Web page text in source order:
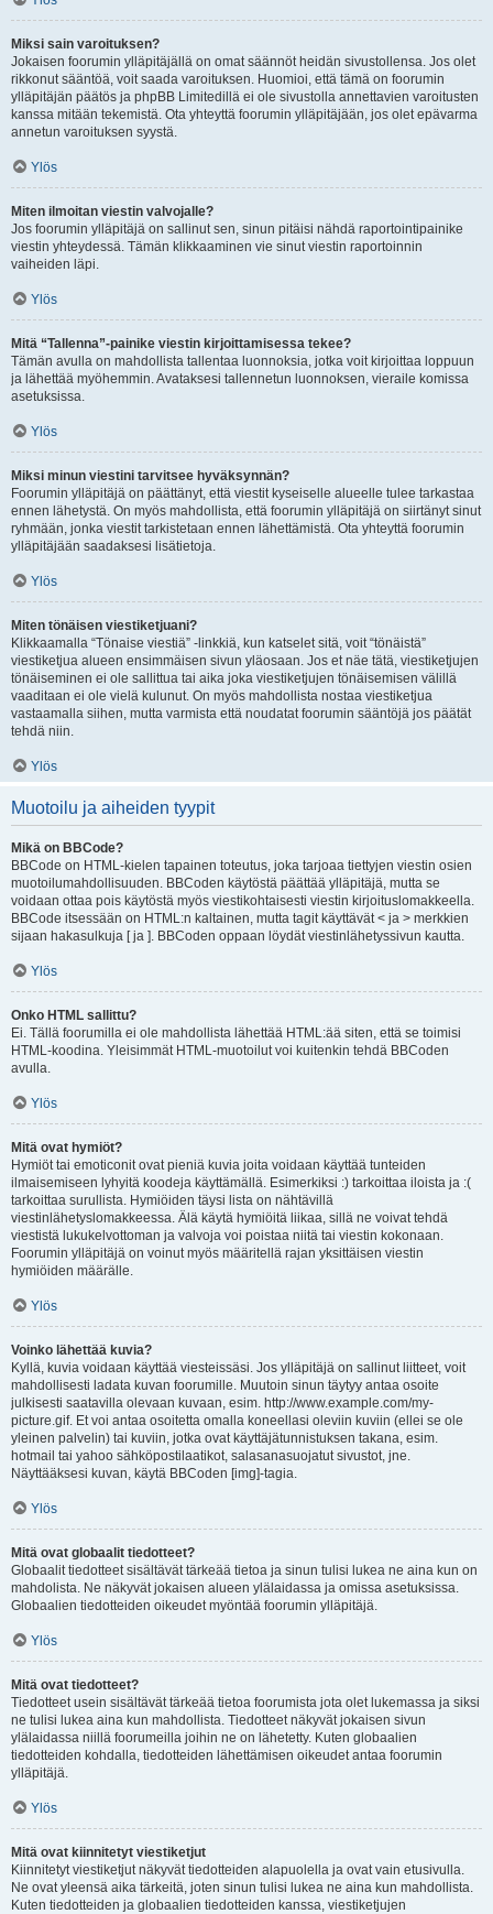
Miksi sain varoituksen?
Jokaisen foorumin ylläpitäjällä on omat säännöt heidän sivustollensa. Jos olet
rikkonut sääntöä, voit saada varoituksen. Huomioi, että tämä on foorumin
ylläpitäjän päätös ja phpBB Limitedillä ei ole sivustolla annettavien varoitusten
kanssa mitään tekemistä. Ota yhteyttä foorumin ylläpitäjään, jos olet epävarma
annetun varoituksen syystä.
Ylös
Miten ilmoitan viestin valvojalle?
Jos foorumin ylläpitäjä on sallinut sen, sinun pitäisi nähdä raportointipainike
viestin yhteydessä. Tämän klikkaaminen vie sinut viestin raportoinnin
vaiheiden läpi.
Ylös
Mitä “Tallenna”-painike viestin kirjoittamisessa tekee?
Tämän avulla on mahdollista tallentaa luonnoksia, jotka voit kirjoittaa loppuun
ja lähettää myöhemmin. Avataksesi tallennetun luonnoksen, vieraile komissa
asetuksissa.
Ylös
Miksi minun viestini tarvitsee hyväksynnän?
Foorumin ylläpitäjä on päättänyt, että viestit kyseiselle alueelle tulee tarkastaa
ennen lähetystä. On myös mahdollista, että foorumin ylläpitäjä on siirtänyt sinut
ryhmään, jonka viestit tarkistetaan ennen lähettämistä. Ota yhteyttä foorumin
ylläpitäjään saadaksesi lisätietoja.
Ylös
Miten tönäisen viestiketjuani?
Klikkaamalla “Tönaise viestiä” -linkkiä, kun katselet sitä, voit “tönäistä”
viestiketjua alueen ensimmäisen sivun yläosaan. Jos et näe tätä, viestiketjujen
tönäiseminen ei ole sallittua tai aika joka viestiketjujen tönäisemisen välillä
vaaditaan ei ole vielä kulunut. On myös mahdollista nostaa viestiketjua
vastaamalla siihen, mutta varmista että noudatat foorumin sääntöjä jos päätät
tehdä niin.
Ylös
Muotoilu ja aiheiden tyypit
Mikä on BBCode?
BBCode on HTML-kielen tapainen toteutus, joka tarjoaa tiettyjen viestin osien
muotoilumahdollisuuden. BBCoden käytöstä päättää ylläpitäjä, mutta se
voidaan ottaa pois käytöstä myös viestikohtaisesti viestin kirjoituslomakkeella.
BBCode itsessään on HTML:n kaltainen, mutta tagit käyttävät < ja > merkkien
sijaan hakasulkuja [ ja ]. BBCoden oppaan löydät viestinlähetyssivun kautta.
Ylös
Onko HTML sallittu?
Ei. Tällä foorumilla ei ole mahdollista lähettää HTML:ää siten, että se toimisi
HTML-koodina. Yleisimmät HTML-muotoilut voi kuitenkin tehdä BBCoden
avulla.
Ylös
Mitä ovat hymiöt?
Hymiöt tai emoticonit ovat pieniä kuvia joita voidaan käyttää tunteiden
ilmaisemiseen lyhyitä koodeja käyttämällä. Esimerkiksi :) tarkoittaa iloista ja :(
tarkoittaa surullista. Hymiöiden täysi lista on nähtävillä
viestinlähetyslomakkeessa. Älä käytä hymiöitä liikaa, sillä ne voivat tehdä
viestistä lukukelvottoman ja valvoja voi poistaa niitä tai viestin kokonaan.
Foorumin ylläpitäjä on voinut myös määritellä rajan yksittäisen viestin
hymiöiden määrälle.
Ylös
Voinko lähettää kuvia?
Kyllä, kuvia voidaan käyttää viesteissäsi. Jos ylläpitäjä on sallinut liitteet, voit
mahdollisesti ladata kuvan foorumille. Muutoin sinun täytyy antaa osoite
julkisesti saatavilla olevaan kuvaan, esim. http://www.example.com/my-
picture.gif. Et voi antaa osoitetta omalla koneellasi oleviin kuviin (ellei se ole
yleinen palvelin) tai kuviin, jotka ovat käyttäjätunnistuksen takana, esim.
hotmail tai yahoo sähköpostilaatikot, salasanasuojatut sivustot, jne.
Näyttääksesi kuvan, käytä BBCoden [img]-tagia.
Ylös
Mitä ovat globaalit tiedotteet?
Globaalit tiedotteet sisältävät tärkeää tietoa ja sinun tulisi lukea ne aina kun on
mahdolista. Ne näkyvät jokaisen alueen ylälaidassa ja omissa asetuksissa.
Globaalien tiedotteiden oikeudet myöntää foorumin ylläpitäjä.
Ylös
Mitä ovat tiedotteet?
Tiedotteet usein sisältävät tärkeää tietoa foorumista jota olet lukemassa ja siksi
ne tulisi lukea aina kun mahdollista. Tiedotteet näkyvät jokaisen sivun
ylälaidassa niillä foorumeilla joihin ne on lähetetty. Kuten globaalien
tiedotteiden kohdalla, tiedotteiden lähettämisen oikeudet antaa foorumin
ylläpitäjä.
Ylös
Mitä ovat kiinnitetyt viestiketjut
Kiinnitetyt viestiketjut näkyvät tiedotteiden alapuolella ja ovat vain etusivulla.
Ne ovat yleensä aika tärkeitä, joten sinun tulisi lukea ne aina kun mahdollista.
Kuten tiedotteiden ja globaalien tiedotteiden kanssa, viestiketjujen